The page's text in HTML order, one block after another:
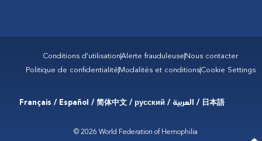
Conditions d'utilisationAlerte frauduleuse Nous contacter
Politique de confidentialité Modalités et conditionsCookie Settings
Français / Español / 简体中文 / русский / العربية / 日本語
© 2026 World Federation of Hemophilia